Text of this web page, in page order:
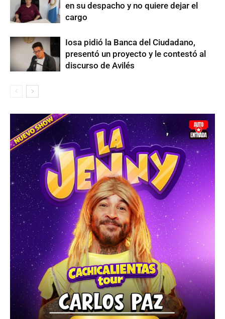
en su despacho y no quiere dejar el
cargo
Iosa pidió la Banca del Ciudadano,
presentó un proyecto y le contestó al
discurso de Avilés